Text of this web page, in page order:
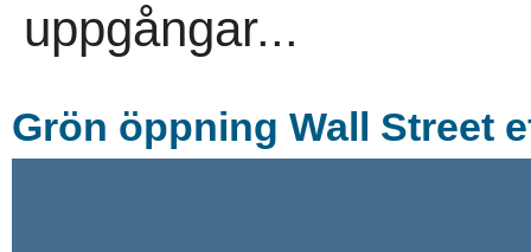
uppgångar...
Grön öppning Wall Street